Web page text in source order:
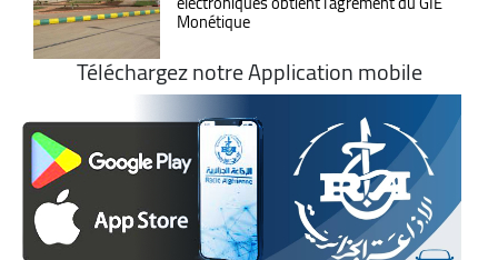
Monétique
Téléchargez notre Application mobile